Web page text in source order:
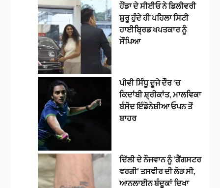
ਹੌਂਡਾ ਦੇ ਸੀਈਓ ਨੇ ਡਿਲੀਵਰੀ
ਸ਼ੁਰੂ ਹੁੰਦੇ ਹੀ ਪਹਿਲਾ ਸਿਟੀ
ਹਾਈਬ੍ਰਿਡ ਖਪਤਕਾਰ ਨੂੰ
ਸੌਂਪਿਆ
ਪੀਵੀ ਸਿੰਧੂ ਦੂਜੇ ਦੌਰ ‘ਚ
ਕਿਦਾਂਬੀ ਸ਼੍ਰੀਕਾਂਤ, ਮਾਲਵਿਕਾ
ਬੰਸੋਦ ਇੰਡੋਨੇਸ਼ੀਆ ਓਪਨ ਤੋਂ
ਬਾਹਰ
ਦਿੱਲੀ ਦੇ ਨੌਜਵਾਨ ਨੂੰ ‘ਗੈਂਗਸਟਰ
ਵਰਗੀ’ ਤਸਵੀਰ ਦੀ ਲੋੜ ਸੀ,
ਆਨਲਾਈਨ ਬੰਦੂਕਾਂ ਦਿਖਾ